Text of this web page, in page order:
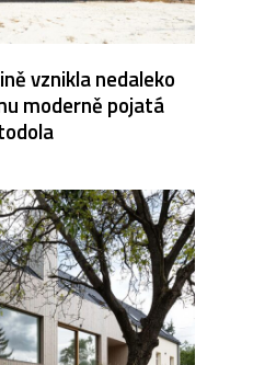
vznikla nedaleko
moderně pojatá